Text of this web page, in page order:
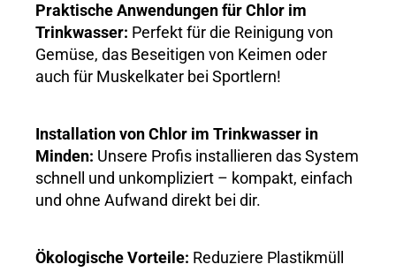
Praktische Anwendungen für Chlor im
Trinkwasser: Perfekt für die Reinigung von
Gemüse, das Beseitigen von Keimen oder
auch für Muskelkater bei Sportlern!
Installation von Chlor im Trinkwasser in
Minden: Unsere Profis installieren das System
schnell und unkompliziert – kompakt, einfach
und ohne Aufwand direkt bei dir.
Ökologische Vorteile: Reduziere Plastikmüll